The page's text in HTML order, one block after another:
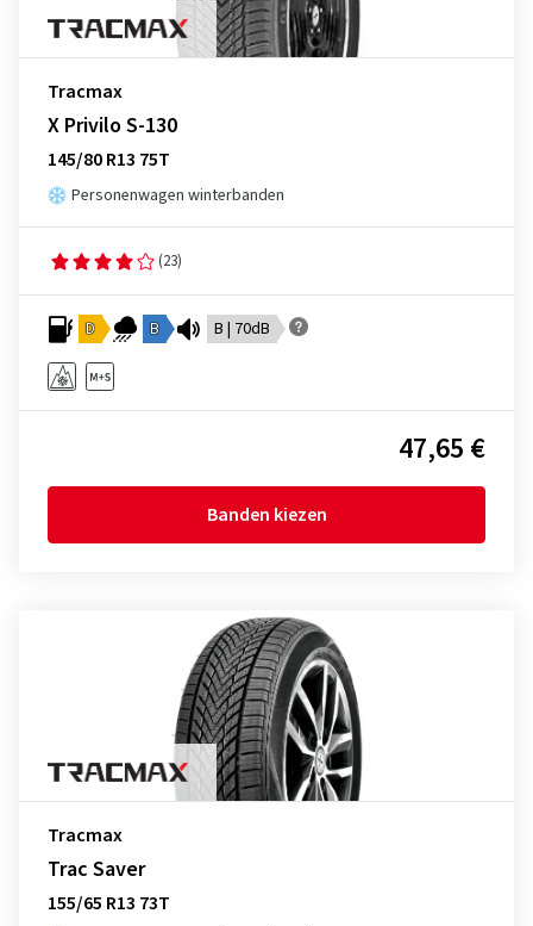
Tracmax
X Privilo S-130
145/80 R13 75T
Personenwagen winterbanden
(23)
D B B | 70dB
47,65 €
Banden kiezen
Tracmax
Trac Saver
155/65 R13 73T